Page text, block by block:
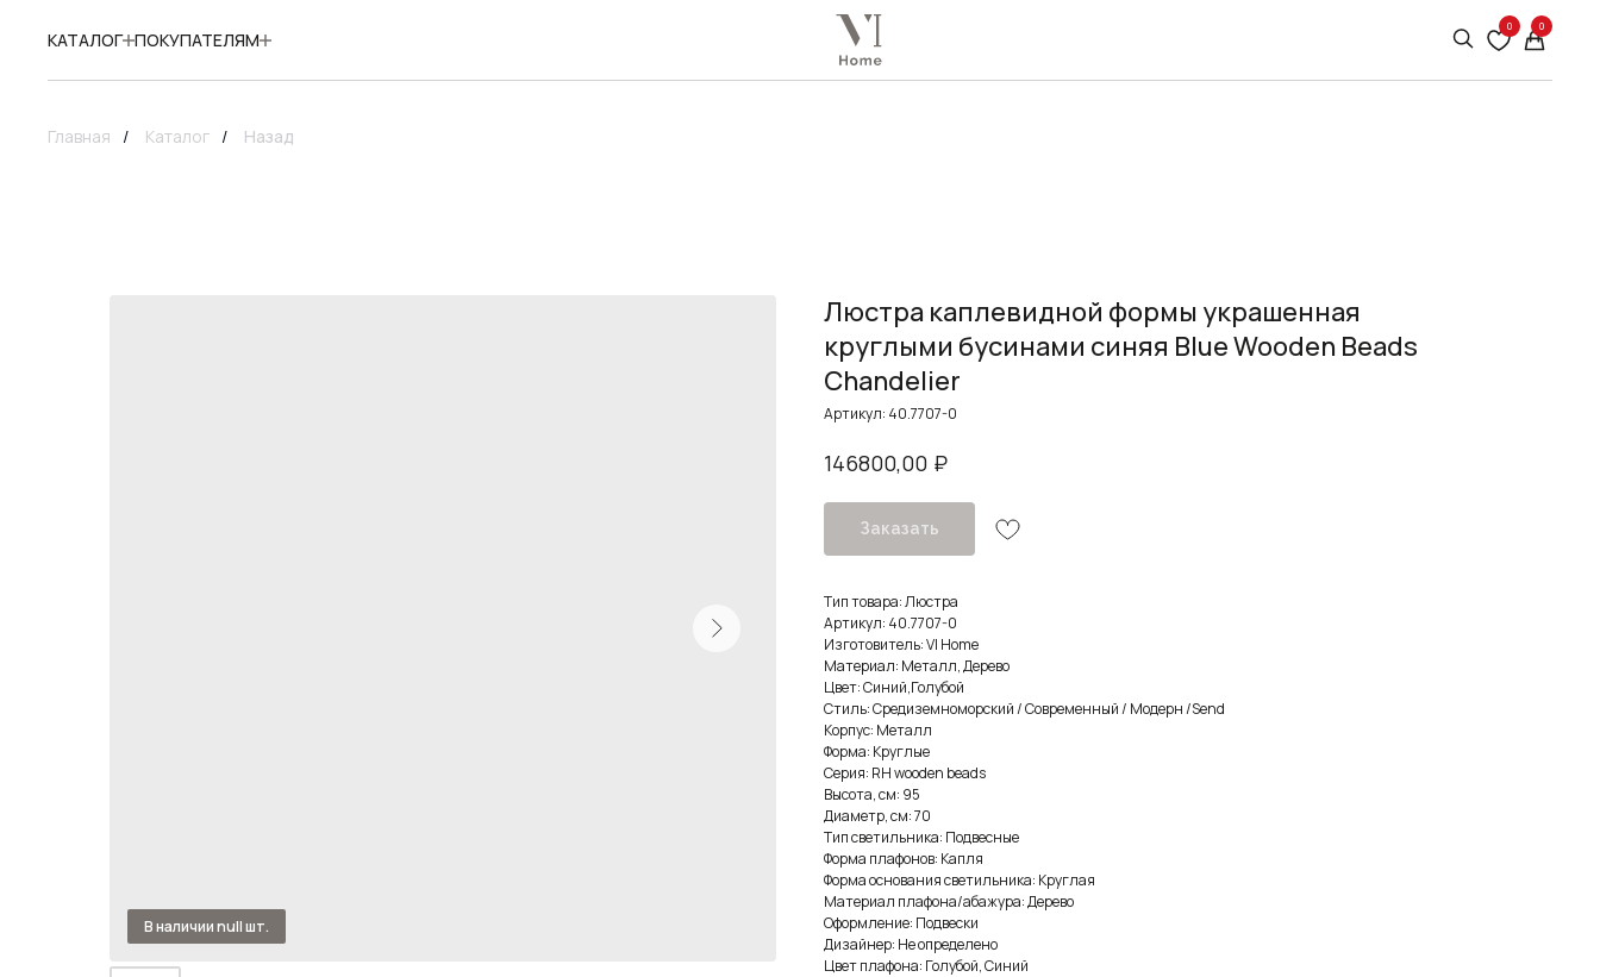
КАТАЛОГ ПОКУПАТЕЛЯМ
0 0
Главная / Каталог / Назад
Люстра каплевидной формы украшенная
круглыми бусинами синяя Blue Wooden Beads
Chandelier
Артикул: 40.7707-0
146800,00 ₽
Заказать
Тип товара: Люстра
Артикул: 40.7707-0
Изготовитель: VI Home
Материал: Металл, Дерево
Цвет: Синий,Голубой
Стиль: Средиземноморский / Современный / Модерн /Send
Корпус: Металл
Форма: Круглые
Серия: RH wooden beads
Высота, см: 95
Диаметр, см: 70
Тип светильника: Подвесные
Форма плафонов: Капля
Форма основания светильника: Круглая
Материал плафона/абажура: Дерево
Оформление: Подвески
Дизайнер: Не определено
Цвет плафона: Голубой, Синий